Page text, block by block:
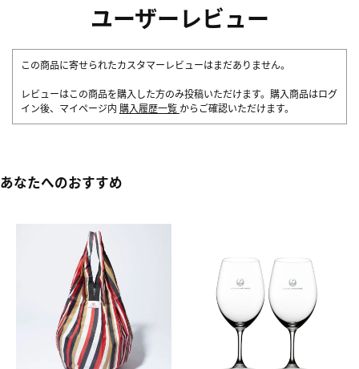
ユーザーレビュー
この商品に寄せられたカスタマーレビューはまだありません。
レビューはこの商品を購入した方のみ投稿いただけます。購入商品はログ
イン後、マイページ内 購入履歴一覧 からご確認いただけます。
あなたへのおすすめ